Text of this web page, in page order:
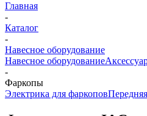
Главная
-
Каталог
-
Навесное оборудование
Навесное оборудование
-
Фаркопы
Электрика для фаркопов